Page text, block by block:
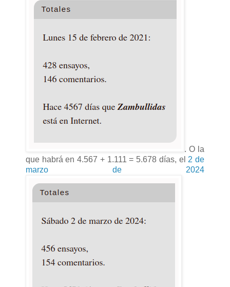
. O la
que habrá en 4.567 + 1.111 = 5.678 días, el2 de
marzo de 2024